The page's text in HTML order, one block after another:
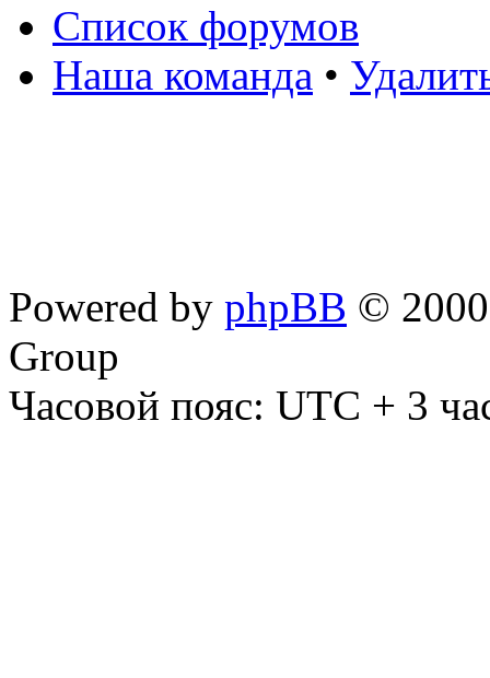
Список форумов
Наша команда •
Powered by phpBB ©
Group
Часовой пояс: UTC + 3